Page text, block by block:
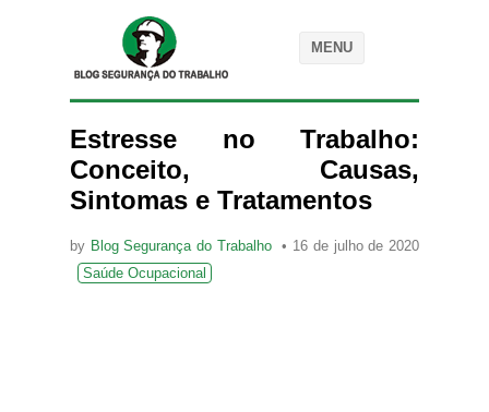
MENU
Estresse no Trabalho:
Conceito, Causas,
Sintomas e Tratamentos
by Blog Segurança do Trabalho
16 de julho de 2020
Saúde Ocupacional